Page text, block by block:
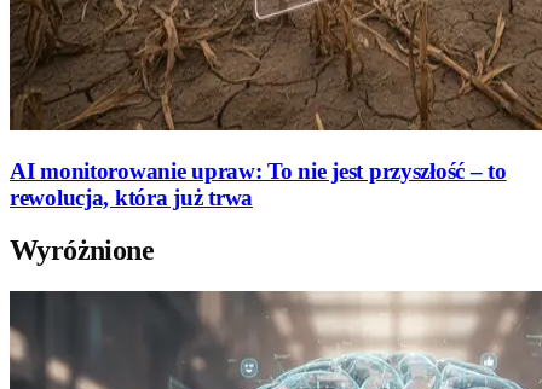
AI monitorowanie upraw: To nie jest przyszłość – to
rewolucja, która już trwa
Wyróżnione